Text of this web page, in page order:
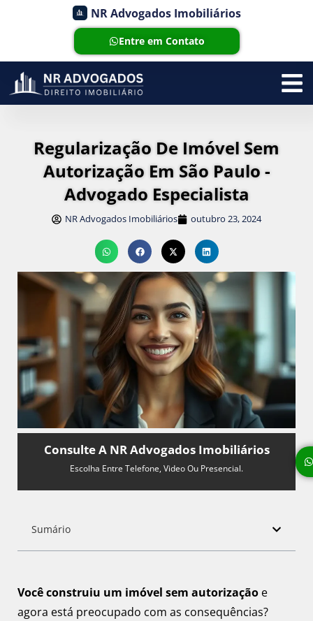
NR Advogados Imobiliários
Entre em Contato
Regularização De Imóvel Sem
Autorização Em São Paulo -
Advogado Especialista
NR Advogados Imobiliários outubro 23, 2024
Consulte A NR Advogados Imobiliários
Escolha Entre Telefone, Video Ou Presencial.
Sumário
Você construiu um imóvel sem autorização e
agora está preocupado com as consequências?